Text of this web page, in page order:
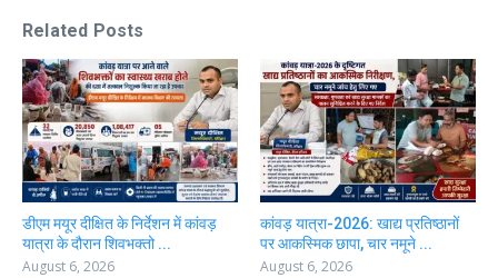
Related Posts
डीएम मयूर दीक्षित के निर्देशन में कांवड़
यात्रा के दौरान शिवभक्तो ...
August 6, 2026
कांवड़ यात्रा-2026: खाद्य प्रतिष्ठानों
पर आकस्मिक छापा, चार नमूने ...
August 6, 2026